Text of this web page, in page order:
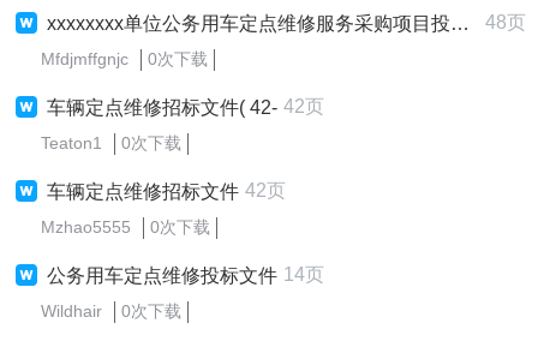
xxxxxxxx单位公务用车定点维修服务采购项目投标文件模版 48页
Mfdjmffgnjc 0次下载
车辆定点维修招标文件( 42- 42页
Teaton1 0次下载
车辆定点维修招标文件 42页
Mzhao5555 0次下载
公务用车定点维修投标文件 14页
Wildhair 0次下载